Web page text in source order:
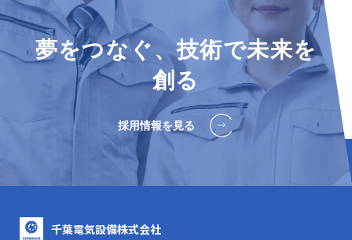
夢をつなぐ、技術で未来を
創る
採用情報を見る
千葉電気設備株式会社